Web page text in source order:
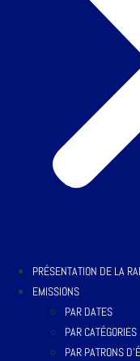
PRÉSENTATION DE LA
EMISSIONS
PAR DATES
PAR CATÉGORIES
PAR PATRONS